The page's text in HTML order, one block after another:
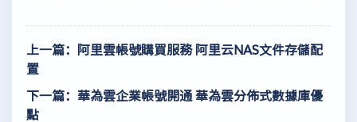
上一篇：阿里雲帳號購買服務 阿里云NAS文件存儲配
置
下一篇：華為雲企業帳號開通 華為雲分佈式數據庫優
點